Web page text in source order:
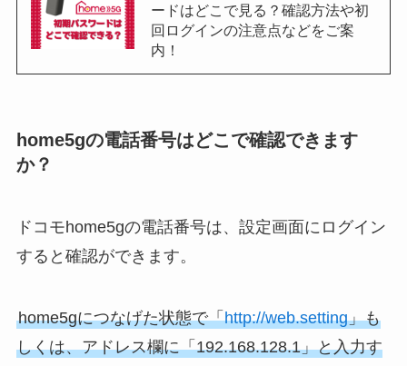
ードはどこで見る？確認方法や初
回ログインの注意点などをご案
内！
home5gの電話番号はどこで確認できます
か？
ドコモhome5gの電話番号は、設定画面にログイン
すると確認ができます。
home5gにつなげた状態で「http://web.setting」も
しくは、アドレス欄に「192.168.128.1」と入力す